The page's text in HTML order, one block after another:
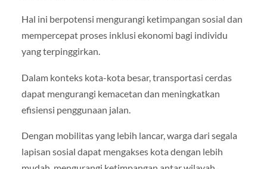
Hal ini berpotensi mengurangi ketimpangan sosial dan
mempercepat proses inklusi ekonomi bagi individu
yang terpinggirkan.
Dalam konteks kota-kota besar, transportasi cerdas
dapat mengurangi kemacetan dan meningkatkan
efisiensi penggunaan jalan.
Dengan mobilitas yang lebih lancar, warga dari segala
lapisan sosial dapat mengakses kota dengan lebih